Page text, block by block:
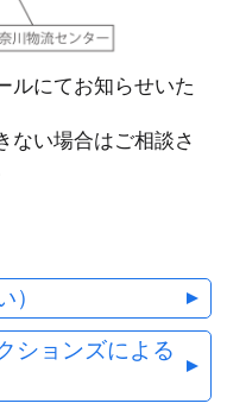
ルにてお知らせいた
ない場合はご相談さ
）
ションズによる